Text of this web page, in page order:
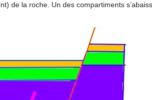
de la roche. Un des compartiments